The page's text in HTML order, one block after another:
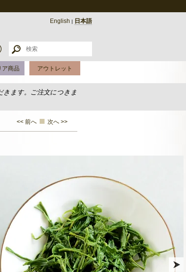
English | 日本語
ア商品 アウトレット
きます。ご注文につきま
<< 前へ 次へ >>